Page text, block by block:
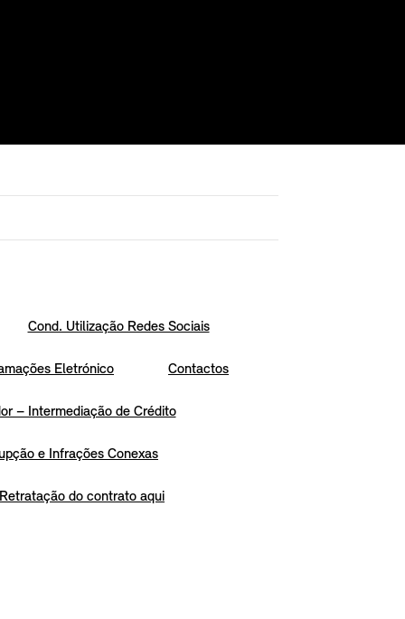
Cond. Utilização Redes Sociais
Eletrónico Contactos
– Intermediação de Crédito
e Infrações Conexas
Retratação do contrato aqui